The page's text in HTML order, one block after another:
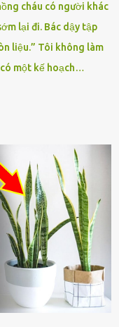
cháu có người khác
lại đi. Bác dậy tập
liệu.” Tôi không làm
một kế hoạch…